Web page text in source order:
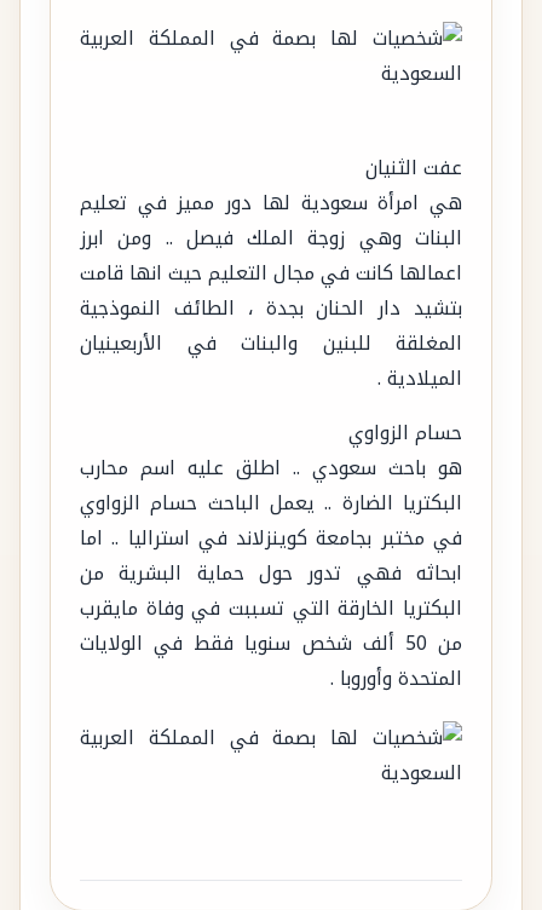
عفت الثنيان
هي امرأة سعودية لها دور مميز في تعليم
البنات وهي زوجة الملك فيصل .. ومن ابرز
اعمالها كانت في مجال التعليم حيث انها قامت
بتشيد دار الحنان بجدة ، الطائف النموذجية
المغلقة للبنين والبنات في الأربعينيان
الميلادية .
حسام الزواوي
هو باحث سعودي .. اطلق عليه اسم محارب
البكتريا الضارة .. يعمل الباحث حسام الزواوي
في مختبر بجامعة كوينزلاند في استراليا .. اما
ابحاثه فهي تدور حول حماية البشرية من
البكتريا الخارقة التي تسببت في وفاة مايقرب
من 50 ألف شخص سنويا فقط في الولايات
المتحدة وأوروبا .